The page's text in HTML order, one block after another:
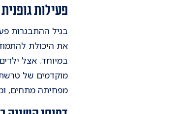
פעילות
בגיל ההתבגרות
את היכולת
במיוחד. אצל
מוקדמים של
מפחיתה מתחים,